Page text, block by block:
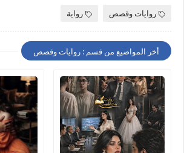
روايات وقصص رواية
أخر المواضيع من قسم : روايات وقصص